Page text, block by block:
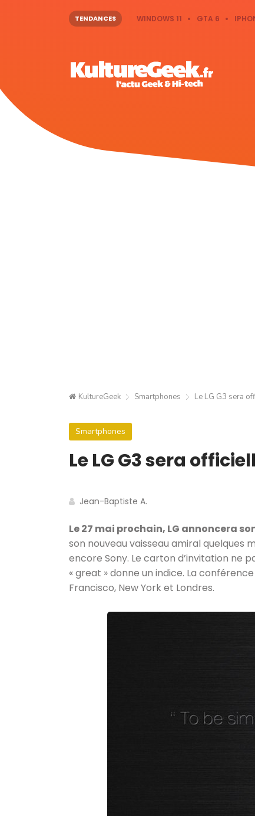
TENDANCES WINDOWS 11 GTA 6
KultureGeek Smartphones Le LG G3 sera
Smartphones
Le LG G3 sera
Jean-Baptiste A.
Le 27 mai prochain, LG annoncera
son nouveau vaisseau amiral quelques
encore Sony. Le carton d’invitation ne
« great » donne un indice. La
Francisco, New York et Londres.